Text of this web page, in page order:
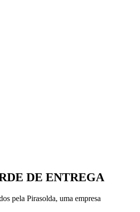
DE ENTREGA
pela Pirasolda, uma empresa